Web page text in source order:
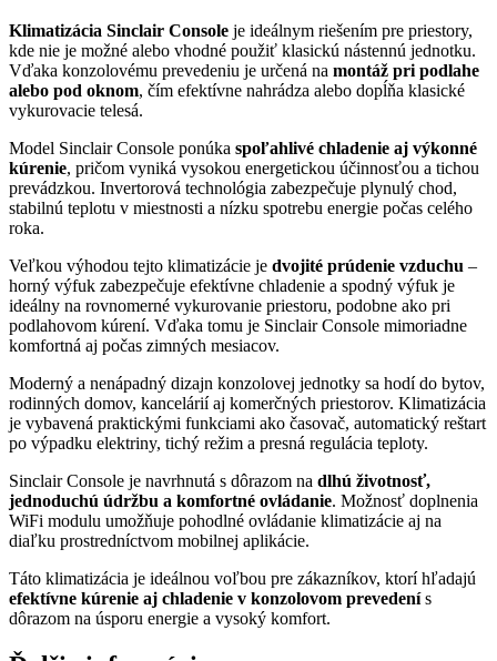
Klimatizácia Sinclair Console je ideálnym riešením pre priestory,
kde nie je možné alebo vhodné použiť klasickú nástennú jednotku.
Vďaka konzolovému prevedeniu je určená na montáž pri podlahe
alebo pod oknom, čím efektívne nahrádza alebo dopĺňa klasické
vykurovacie telesá.
Model Sinclair Console ponúka spoľahlivé chladenie aj výkonné
kúrenie, pričom vyniká vysokou energetickou účinnosťou a tichou
prevádzkou. Invertorová technológia zabezpečuje plynulý chod,
stabilnú teplotu v miestnosti a nízku spotrebu energie počas celého
roka.
Veľkou výhodou tejto klimatizácie je dvojité prúdenie vzduchu –
horný výfuk zabezpečuje efektívne chladenie a spodný výfuk je
ideálny na rovnomerné vykurovanie priestoru, podobne ako pri
podlahovom kúrení. Vďaka tomu je Sinclair Console mimoriadne
komfortná aj počas zimných mesiacov.
Moderný a nenápadný dizajn konzolovej jednotky sa hodí do bytov,
rodinných domov, kancelárií aj komerčných priestorov. Klimatizácia
je vybavená praktickými funkciami ako časovač, automatický reštart
po výpadku elektriny, tichý režim a presná regulácia teploty.
Sinclair Console je navrhnutá s dôrazom na dlhú životnosť,
jednoduchú údržbu a komfortné ovládanie. Možnosť doplnenia
WiFi modulu umožňuje pohodlné ovládanie klimatizácie aj na
diaľku prostredníctvom mobilnej aplikácie.
Táto klimatizácia je ideálnou voľbou pre zákazníkov, ktorí hľadajú
efektívne kúrenie aj chladenie v konzolovom prevedenís
dôrazom na úsporu energie a vysoký komfort.